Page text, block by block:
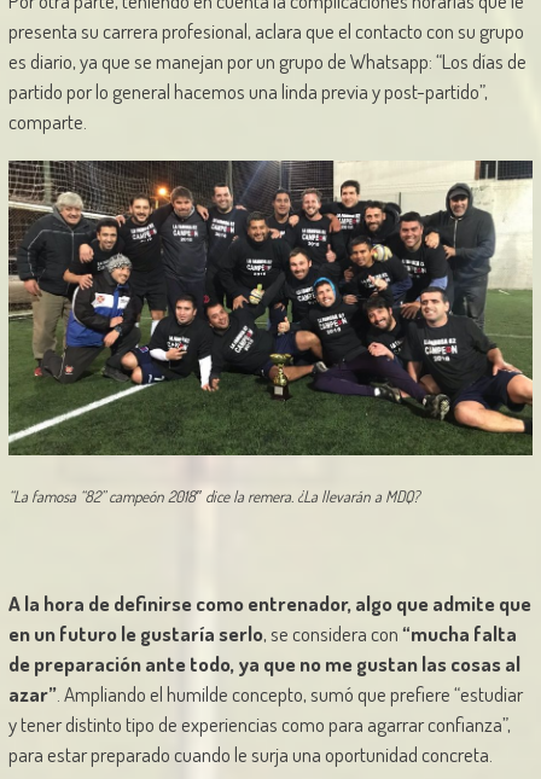
presenta su carrera profesional, aclara que el contacto con su grupo
es diario, ya que se manejan por un grupo de Whatsapp: “Los días de
partido por lo general hacemos una linda previa y post-partido”,
comparte.
“La famosa “82” campeón 2018″ dice la remera. ¿La llevarán a MDQ?
A la hora de definirse como entrenador, algo que admite que
en un futuro le gustaría serlo, se considera con“mucha falta
de preparación ante todo, ya que no me gustan las cosas al
azar”. Ampliando el humilde concepto, sumó que prefiere “estudiar
y tener distinto tipo de experiencias como para agarrar confianza”,
para estar preparado cuando le surja una oportunidad concreta.